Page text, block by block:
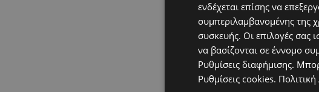
ενδέχεται επίσης να
συμπεριλαμβανομένης της
συσκευής. Οι επιλογές σας
να βασίζονται σε έννομο
Ρυθμίσεις διαφήμισης.
Ρυθμίσεις cookies.